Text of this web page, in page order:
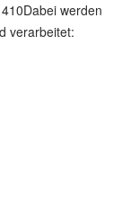
werden
verarbeitet: